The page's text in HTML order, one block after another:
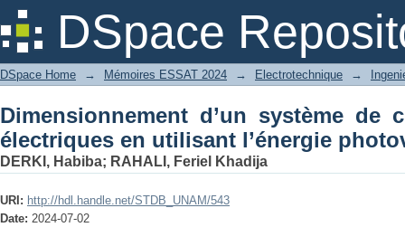
DSpace
Dimensionnement d’un système
l’énergie photovoltaïque
DSpace Home → Mémoires ESSAT 2024 → Electrotechnique →
Dimensionnement d’un système de
électriques en utilisant l’énergie
DERKI, Habiba; RAHALI, Feriel Khadija
URI: http://hdl.handle.net/STDB_UNAM/543
Date: 2024-07-02